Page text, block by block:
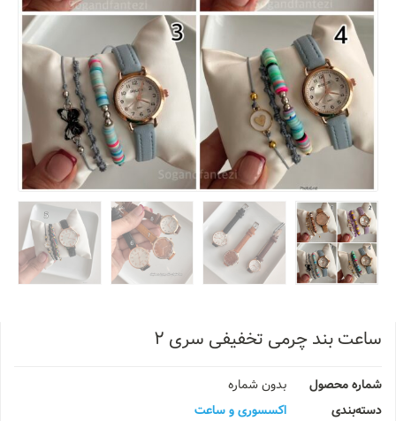
ساعت بند چرمی تخفیفی سری ۲
شماره محصول
بدون شماره
دسته‌بندی
اکسسوری و ساعت